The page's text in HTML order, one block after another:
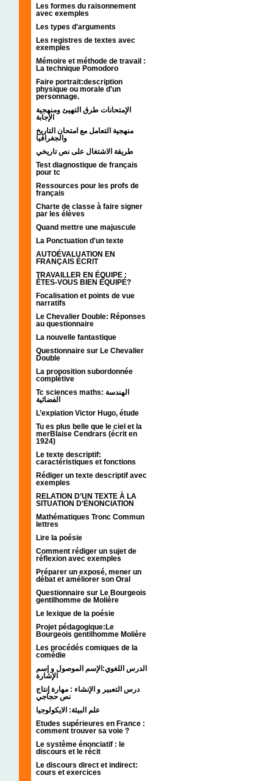
Les formes du raisonnement
avec exemples
Les types d'arguments
Les registres de textes avec
exemples
Mémoire et méthode de travail :
La technique Pomodoro
Faire portrait:description
physique ou morale d'un
personnage.
الإمتحانات طرق التهيئ ومنهجية
الإجابة
منهجية التعامل مع امتحان التاريخ
والجغرافيا
طريقة الاشتغال على نص تاريخي
Test diagnostique de français
pour tc
Ressources pour les profs de
français
Charte de classe à faire signer
par les élèves
Quand mettre une majuscule
La Ponctuation d'un texte
AUTOÉVALUATION EN
FRANÇAIS ÉCRIT
TRAVAILLER EN ÉQUIPE :
ÊTES-VOUS BIEN ÉQUIPÉ?
Focalisation et points de vue
narratifs
Le Chevalier Double: Réponses
au questionnaire
La nouvelle fantastique
Questionnaire sur Le Chevalier
Double
La proposition subordonnée
complétive
Tc sciences maths: الهندسة
الفضائية
L’expiation Victor Hugo, étude
Tu es plus belle que le ciel et la
merBlaise Cendrars (écrit en
1924)
Le texte descriptif:
caractéristiques et fonctions
Rédiger un texte descriptif avec
exemples
RELATION D’UN TEXTE À LA
SITUATION D’ÉNONCIATION
Mathématiques Tronc Commun
lettres
Lire la poésie
Comment rédiger un sujet de
réflexion avec exemples
Préparer un exposé, mener un
débat et améliorer son Oral
Questionnaire sur Le Bourgeois
gentilhomme de Molière
Le lexique de la poésie
Projet pédagogique:Le
Bourgeois gentilhomme Molière
Les procédés comiques de la
comédie
الدرس اللغوي:الإسم الموصول و إسم
الإشارة
درس التعبير و الإنشاء : مهارة إنتاج
نص حجاجي
علم البيئة: الايكولوجيا
Etudes supérieures en France :
comment trouver sa voie ?
Le système énonciatif : le
discours et le récit
Le discours direct et indirect:
cours et exercices